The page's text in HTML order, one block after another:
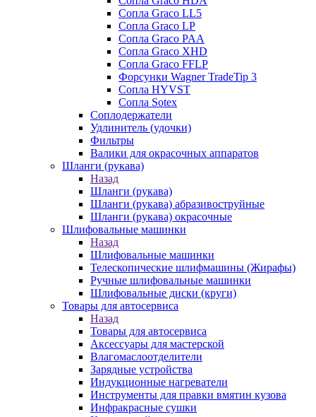
Сопла Graco LL5
Сопла Graco LP
Сопла Graco PAA
Сопла Graco XHD
Сопла Graco FFLP
Форсунки Wagner TradeTip 3
Сопла HYVST
Сопла Sotex
Соплодержатели
Удлинитель (удочки)
Фильтры
Валики для окрасочных аппаратов
Шланги (рукава)
Назад
Шланги (рукава)
Шланги (рукава) абразивоструйные
Шланги (рукава) окрасочные
Шлифовальные машинки
Назад
Шлифовальные машинки
Телескопические шлифмашины (Жирафы)
Ручные шлифовальные машинки
Шлифовальные диски (круги)
Товары для автосервиса
Назад
Товары для автосервиса
Аксессуары для мастерской
Влагомаслоотделители
Зарядные устройства
Индукционные нагреватели
Инструменты для правки вмятин кузова
Инфракрасные сушки